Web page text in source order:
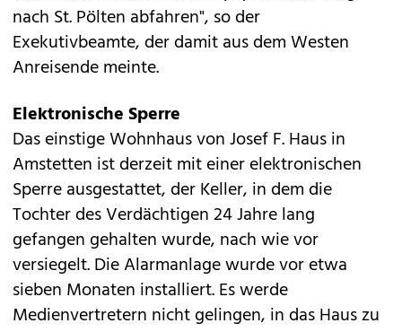
nach St. Pölten abfahren", so der
Exekutivbeamte, der damit aus dem Westen
Anreisende meinte.
Elektronische Sperre
Das einstige Wohnhaus von Josef F. Haus in
Amstetten ist derzeit mit einer elektronischen
Sperre ausgestattet, der Keller, in dem die
Tochter des Verdächtigen 24 Jahre lang
gefangen gehalten wurde, nach wie vor
versiegelt. Die Alarmanlage wurde vor etwa
sieben Monaten installiert. Es werde
Medienvertretern nicht gelingen, in das Haus zu